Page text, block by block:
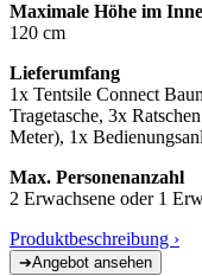
Maximale Höhe im
120 cm
Lieferumfang
1x Tentsile Connect
Tragetasche, 3x
Meter), 1x
Max. Personenanzahl
2 Erwachsene oder 1
Produktbeschreibung ›